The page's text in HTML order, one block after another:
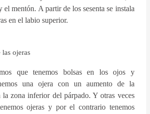
el mentón. A partir de los sesenta se instala
en el labio superior.
las ojeras
que tenemos bolsas en los ojos y
una ojera con un aumento de la
la zona inferior del párpado. Y otras veces
ojeras y por el contrario tenemos